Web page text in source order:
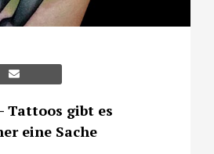
Tattoos gibt es
eine Sache